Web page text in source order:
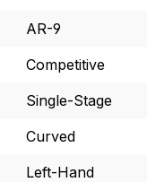
AR-9
Competitive
Single-Stage
Curved
Left-Hand